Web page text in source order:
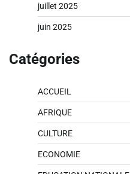
juillet 2025
juin 2025
Catégories
ACCUEIL
AFRIQUE
CULTURE
ECONOMIE